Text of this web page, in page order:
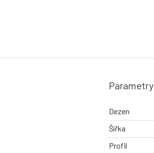
Parametry
Dezen
Šířka
Profil